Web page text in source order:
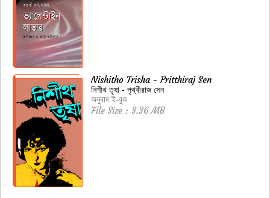
Nishitho Trisha - Pritthiraj Sen
নিশীথ তৃষা - পৃথ্বীরাজ সেন
অনুবাদ ই-বুক
File Size : 3.36 MB